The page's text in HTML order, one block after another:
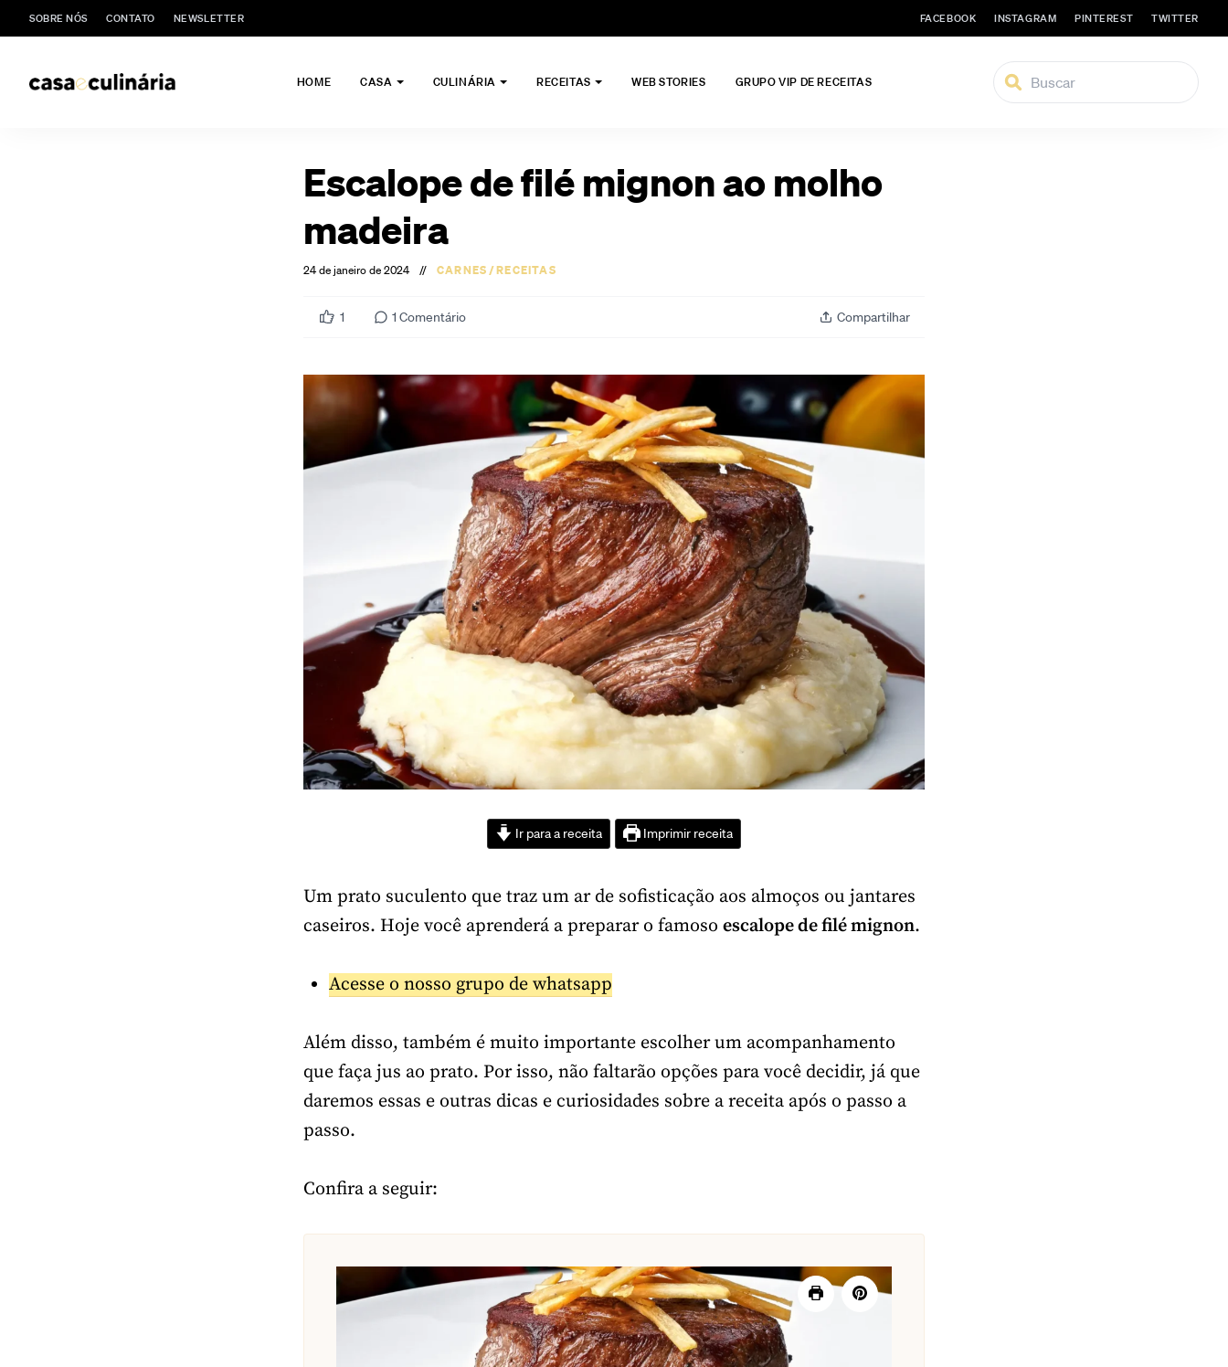
SOBRE NÓS CONTATO NEWSLETTER FACEBOOK INSTAGRAM PINTEREST TWITTER
HOME CASA CULINÁRIA RECEITAS WEB STORIES GRUPO VIP DE RECEITAS
Escalope de filé mignon ao molho
madeira
24 de janeiro de 2024 // CARNES/RECEITAS
1 1 Comentário Compartilhar
Ir para a receita Imprimir receita
Um prato suculento que traz um ar de sofisticação aos almoços ou jantares
caseiros. Hoje você aprenderá a preparar o famoso escalope de filé mignon.
Acesse o nosso grupo de whatsapp
Além disso, também é muito importante escolher um acompanhamento
que faça jus ao prato. Por isso, não faltarão opções para você decidir, já que
daremos essas e outras dicas e curiosidades sobre a receita após o passo a
passo.
Confira a seguir: